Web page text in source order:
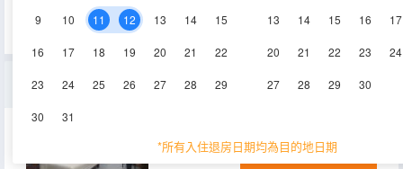
9 10 11 12 13 14 15
16 17 18 19 20 21 22
23 24 25 26 27 28 29
30 31
13 14 15 16 17
20 21 22 23 24
27 28 29 30
*所有入住退房日期均為目的地日期
40㎡ 51-54層